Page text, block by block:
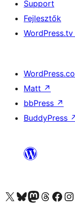
Support
Fejlesztők
WordPress.tv
Matt ↗
bbPress ↗
BuddyPress
Visit our X (formerly Twitter) account
Visit our Bluesky account
TwitterVisit our ThreadsVisit